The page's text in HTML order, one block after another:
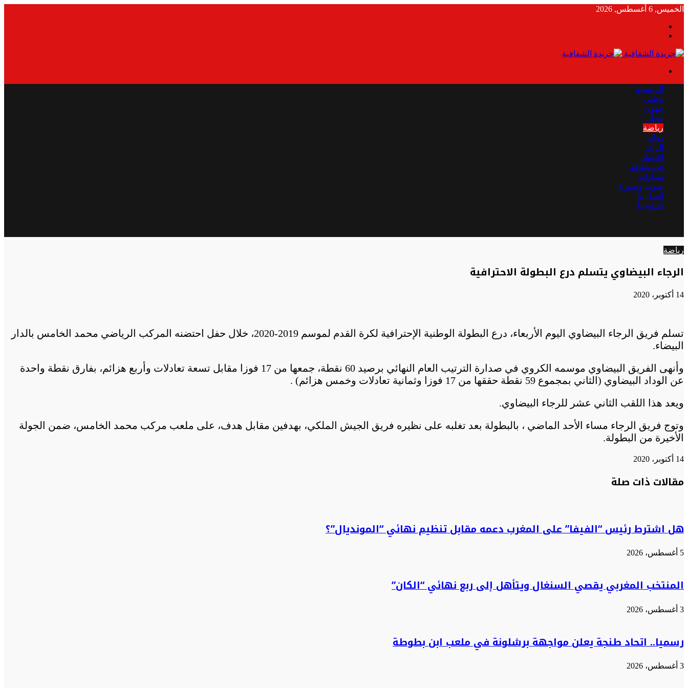
الخميس, 6 أغسطس, 2026
الرئيسية
وطني
جهوي
محلي
رياضة
دولي
الرأي
إقتصاد
فن وثقافة
سيارات
صوت وصورة
إتصل بنا
تكنلوجيا
رياضة
الرجاء البيضاوي يتسلم درع البطولة الاحترافية
14 أكتوبر، 2020
تسلم فريق الرجاء البيضاوي اليوم الأربعاء، درع البطولة الوطنية الإحترافية لكرة القدم لموسم 2019-2020، خلال حفل احتضنه المركب الرياضي محمد الخامس بالدار
البيضاء.
وأنهى الفريق البيضاوي موسمه الكروي في صدارة الترتيب العام النهائي برصيد 60 نقطة، جمعها من 17 فوزا مقابل تسعة تعادلات وأربع هزائم، بفارق نقطة واحدة
عن الوداد البيضاوي (الثاني بمجموع 59 نقطة حققها من 17 فوزا وثمانية تعادلات وخمس هزائم) .
ويعد هذا اللقب الثاني عشر للرجاء البيضاوي.
وتوج فريق الرجاء مساء الأحد الماضي ، بالبطولة بعد تغلبه على نظيره فريق الجيش الملكي، بهدفين مقابل هدف، على ملعب مركب محمد الخامس، ضمن الجولة
الأخيرة من البطولة.
14 أكتوبر، 2020
عبر
البريد
مقالات ذات صلة
هل اشترط رئيس “الفيفا” على المغرب دعمه مقابل تنظيم نهائي “المونديال”؟
5 أغسطس، 2026
المنتخب المغربي يقصي السنغال ويتأهل إلى ربع نهائي “الكان”
3 أغسطس، 2026
رسميا.. اتحاد طنجة يعلن مواجهة برشلونة في ملعب ابن بطوطة
3 أغسطس، 2026